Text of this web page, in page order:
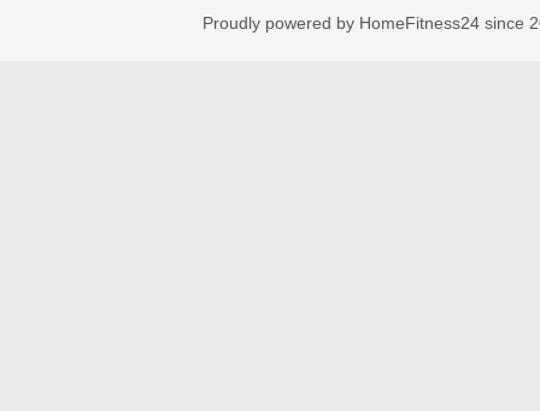
Proudly powered by HomeFitness24 since